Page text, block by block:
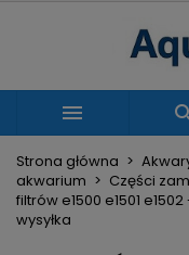

Strona główna
akwarium
Części
filtrów e1500 e1501
wysyłka
Moje listy
add_circle_outline Utwórz nową
Utwórz
Nazwa listy życzeń
Zaloguj się
Musisz być
swojej liście życzeń.